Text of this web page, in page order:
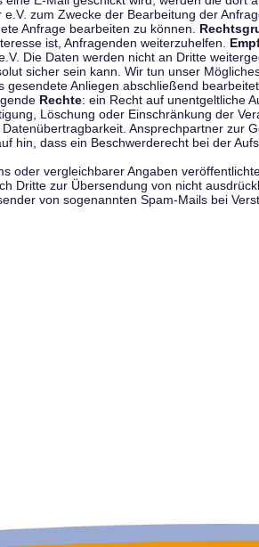
zum Zwecke der Bearbeitung der
Anfrage bearbeiten zu können.
ist, Anfragenden weiterzuhelfen.
Die Daten werden nicht an Dritte
sicher sein kann. Wir tun unser
gesendete Anliegen abschließend
Rechte: ein Recht auf unentgeltliche
Löschung oder Einschränkung der
Ansprechpartner zur
hin, dass ein Beschwerderecht bei der
oder vergleichbarer Angaben
Dritte zur Übersendung von nicht
von sogenannten Spam-Mails bei